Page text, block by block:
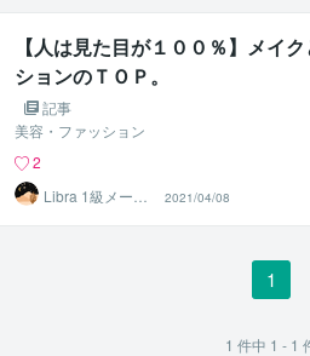
【人は見た目が１００％】メイ
ションのＴＯＰ。
記事
美容・ファッション
2
Libra 1級メーク
アーティスト
2021/04/08
1
1 件中 1 - 1